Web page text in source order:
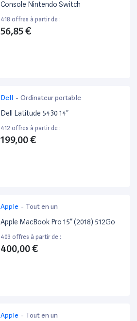
Console Nintendo Switch
418 offres à partir de :
56,85 €
Dell - Ordinateur portable
Dell Latitude 5430 14”
412 offres à partir de :
199,00 €
Apple - Tout en un
Apple MacBook Pro 15” (2018) 512Go
403 offres à partir de :
400,00 €
Apple - Tout en un